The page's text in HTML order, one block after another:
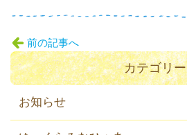
前の記事へ
カテゴリー
お知らせ